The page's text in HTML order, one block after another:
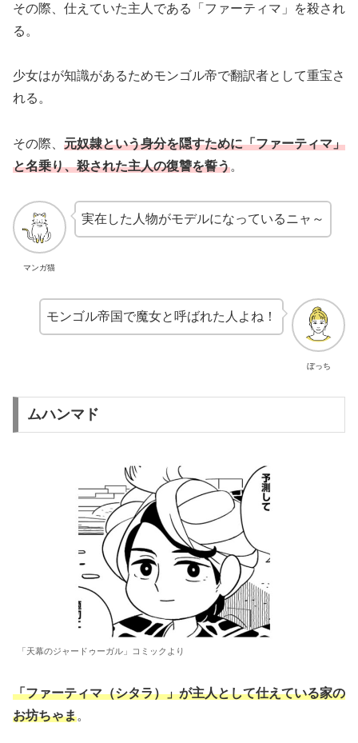
その際、仕えていた主人である「ファーティマ」を殺され
る。
少女はが知識があるためモンゴル帝で翻訳者として重宝さ
れる。
その際、 元奴隷という身分を隠すために「ファーティマ」
と名乗り、殺された主人の復讐を誓う。
マンガ猫
実在した人物がモデルになっているニャ～
ぼっち
モンゴル帝国で魔女と呼ばれた人よね！
ムハンマド
「天幕のジャードゥーガル」コミックより
「ファーティマ（シタラ）」が主人として仕えている家の
お坊ちゃま。